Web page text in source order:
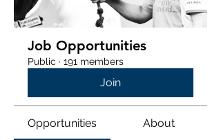
Job Opportunities
Public · 191 members
Join
Opportunities About